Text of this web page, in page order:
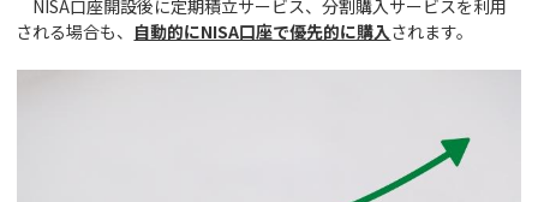
NISA口座開設後に定期積立サービス、分割購入サービスを利用
される場合も、 自動的にNISA口座で優先的に購入 されます。